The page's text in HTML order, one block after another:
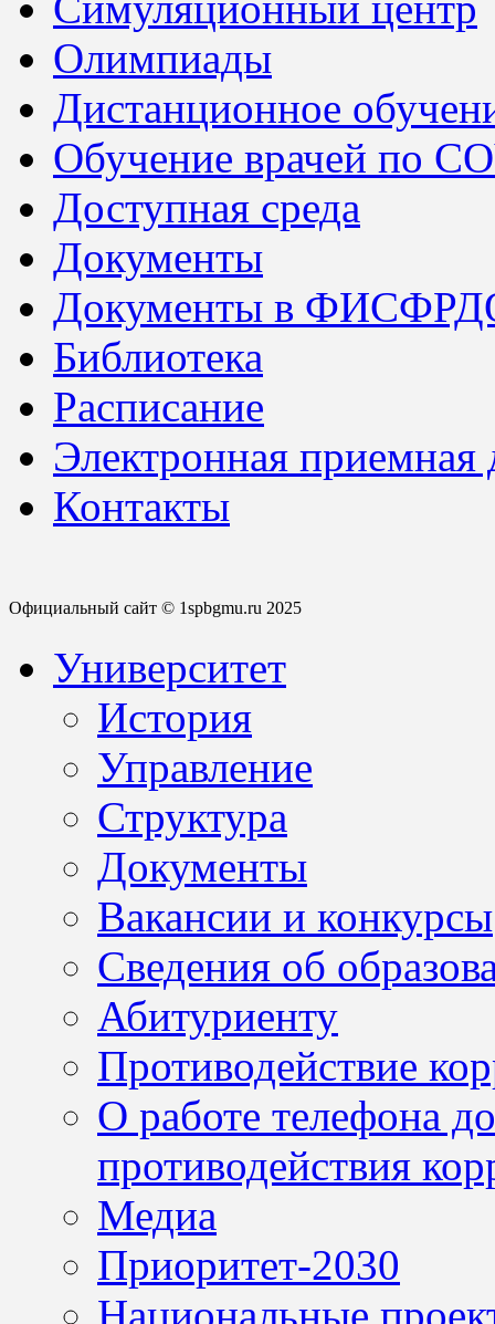
Олимпиады
Дистанционное
Обучение врачей по
Доступная среда
Документы
Документы в
Библиотека
Расписание
Электронная
Контакты
Официальный сайт © 1spbgmu.ru 2025
Университет
История
Управление
Структура
Документы
Вакансии и конкурсы
Сведения об
Абитуриенту
Противодействие
О работе телефона
противодействия
Медиа
Приоритет-2030